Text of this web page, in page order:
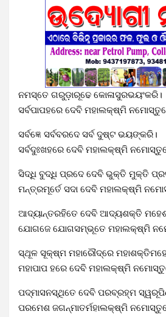
ନମସ୍ତେ ଗରୁଡ଼ାରୂଢେ କୋଳାସୁରଭୟଂକରି।
ସର୍ବପାପହରେ ଦେବି ମହାଲକ୍ଷ୍ମି
ସର୍ବଜ୍ଞେ ସର୍ବବରଦେ ସର୍ବ ଦୁଷ୍ଟ ଭୟଙ୍କରି।
ସର୍ବଦୁଃଖହରେ ଦେବି ମହାଲକ୍ଷ୍ମି
ସିଦ୍ଧି ବୁଦ୍ଧି ପ୍ରଦେ ଦେବି ଭୁକ୍ତି ମୁକ୍ତି
ମନ୍ତ୍ରମୂର୍ତେ ସଦା ଦେବି ମହାଲକ୍ଷ୍ମି
ଆଦ୍ୟାନ୍ତରହିତେ ଦେବି ଆଦ୍ୟଶକ୍ତି
ଯୋଗଜେ ଯୋଗସମ୍ଭୂତେ ମହାଲକ୍ଷ୍ମି
ସ୍ଥୂଳ ସୂକ୍ଷ୍ମ ମହାରୌଦ୍ରେ
ମହାପାପ ହରେ ଦେବି ମହାଲକ୍ଷ୍ମି
ପଦ୍ମାସନସ୍ଥିତେ ଦେବି ପରବ୍ରହ୍ମ
ପରମେଶ ଜଗନ୍ମାତର୍ମହାଲକ୍ଷ୍ମି